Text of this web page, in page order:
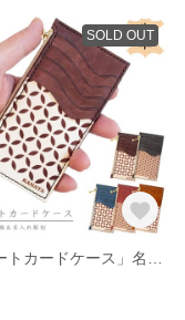
SOLD OUT